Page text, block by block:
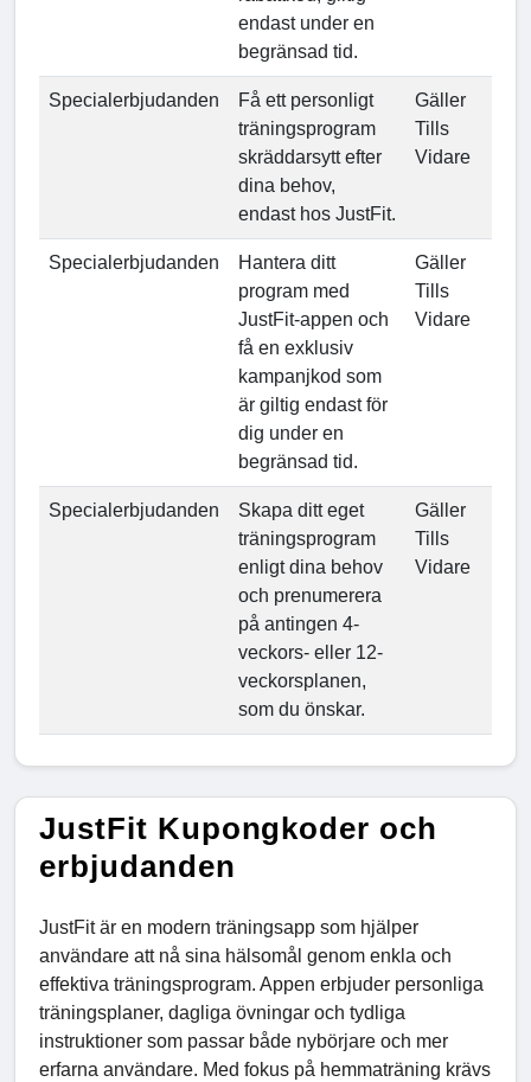
endast under en
begränsad tid.
Specialerbjudanden
Få ett personligt
träningsprogram
skräddarsytt efter
dina behov,
endast hos JustFit.
Gäller
Tills
Vidare
Specialerbjudanden
Hantera ditt
program med
JustFit-appen och
få en exklusiv
kampanjkod som
är giltig endast för
dig under en
begränsad tid.
Gäller
Tills
Vidare
Specialerbjudanden
Skapa ditt eget
träningsprogram
enligt dina behov
och prenumerera
på antingen 4-
veckors- eller 12-
veckorsplanen,
som du önskar.
Gäller
Tills
Vidare
JustFit Kupongkoder och
erbjudanden
JustFit är en modern träningsapp som hjälper
användare att nå sina hälsomål genom enkla och
effektiva träningsprogram. Appen erbjuder personliga
träningsplaner, dagliga övningar och tydliga
instruktioner som passar både nybörjare och mer
erfarna användare. Med fokus på hemmaträning krävs